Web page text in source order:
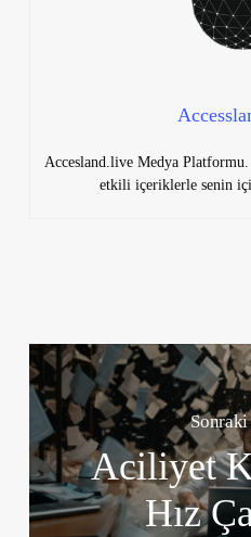
Accesland.live Medya
etkili içeriklerle senin
Aciliyet
Hız